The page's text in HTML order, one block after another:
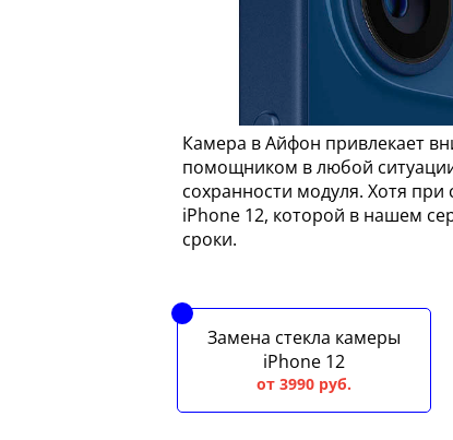
Камера в Айфон привлекает
помощником в любой
сохранности модуля. Хотя
iPhone 12, которой в нашем
сроки.
Замена стекла камеры
iPhone 12
от 3990 руб.